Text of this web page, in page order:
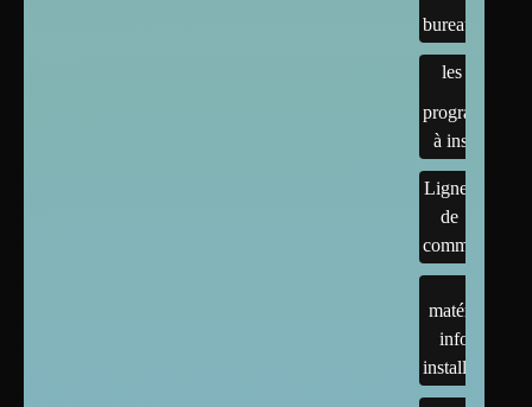
bureaux
les
programmes
à installer
Lignes
de
commandes
matériels :
infos et
installations